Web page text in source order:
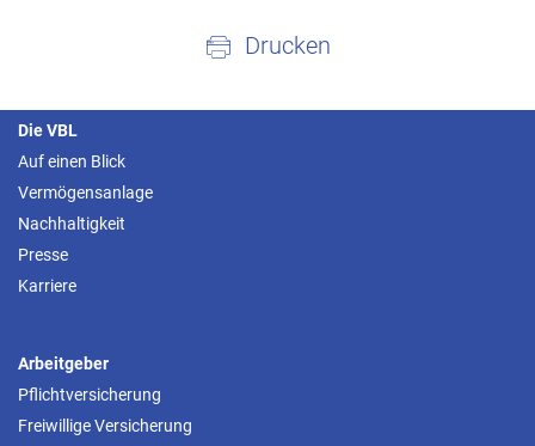
Drucken
Die VBL
Auf einen Blick
Vermögensanlage
Nachhaltigkeit
Presse
Karriere
Arbeitgeber
Pflichtversicherung
Freiwillige Versicherung